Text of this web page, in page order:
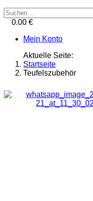
0.00 €
Mein Konto
Aktuelle Seite:
Startseite
Teufelszubehör